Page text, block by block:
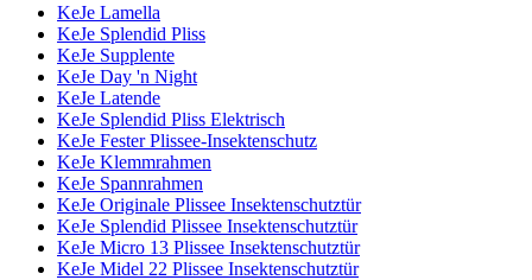
KeJe Lamella
KeJe Splendid Pliss
KeJe Supplente
KeJe Day 'n Night
KeJe Latende
KeJe Splendid Pliss Elektrisch
KeJe Fester Plissee-Insektenschutz
KeJe Klemmrahmen
KeJe Spannrahmen
KeJe Originale Plissee Insektenschutztür
KeJe Splendid Plissee Insektenschutztür
KeJe Micro 13 Plissee Insektenschutztür
KeJe Midel 22 Plissee Insektenschutztür